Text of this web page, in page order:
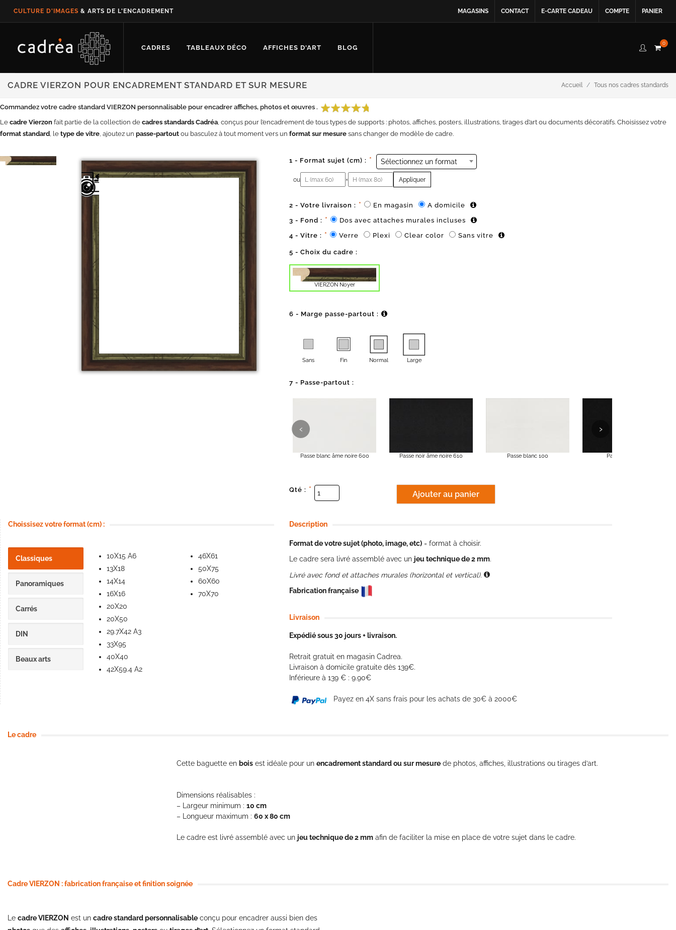
CULTURE D'IMAGES & ARTS DE L'ENCADREMENT MAGASINS CONTACT E-CARTE CADEAU COMPTE PANIER
CADRES TABLEAUX DÉCO AFFICHES D'ART BLOG
0
CADRE VIERZON POUR ENCADREMENT STANDARD ET SUR MESURE Accueil Tous nos cadres standards
Commandez votre cadre standard VIERZON personnalisable pour encadrer affiches, photos et œuvres .
Le cadre Vierzon fait partie de la collection de cadres standards Cadréa , conçus pour l’encadrement de tous types de supports : photos, affiches, posters, illustrations, tirages d’art ou documents décoratifs. Choisissez votre
format standard , le type de vitre , ajoutez un passe-partout ou basculez à tout moment vers un format sur mesure sans changer de modèle de cadre.
Votre
sujet
sera
ici
1 - Format sujet (cm) : * Sélectionnez un format
ou
Largeur (cm) ×
Hauteur (cm) Appliquer
2 - Votre livraison : * En magasin
A domicile
3 - Fond : *
Dos avec attaches murales incluses
4 - Vitre : * Verre Plexi Clear color Sans vitre
5 - Choix du cadre :
VIERZON Noyer
6 - Marge passe-partout :
Sans Fin Normal Large
7 - Passe-partout :
‹
Passe blanc âme noire 600 Passe noir âme noire 610 Passe blanc 100 Passe noir 142
›
Qté : *
Choissisez votre format (cm) :
Classiques
Panoramiques
Carrés
DIN
Beaux arts
10X15 A6
13X18
14X14
16X16
20X20
20X50
29.7X42 A3
33X95
40X40
42X59.4 A2
46X61
50X75
60X60
70X70
Description
Format de votre sujet (photo, image, etc) = format à choisir.
Le cadre sera livré assemblé avec un jeu technique de 2 mm.
Livré avec fond et attaches murales (horizontal et vertical).
Fabrication française
Livraison
Expédié sous 30 jours + livraison.
Retrait gratuit en magasin Cadrea.
Livraison à domicile gratuite dès 139€.
Inférieure à 139 € : 9.90€
Payez en 4X sans frais pour les achats de 30€ à 2000€
Le cadre
Cette baguette en bois est idéale pour un encadrement standard ou sur mesure de photos, affiches, illustrations ou tirages d’art.
Dimensions réalisables :
– Largeur minimum : 10 cm
– Longueur maximum : 60 x 80 cm
Le cadre est livré assemblé avec un jeu technique de 2 mm afin de faciliter la mise en place de votre sujet dans le cadre.
Cadre VIERZON : fabrication française et finition soignée
Le cadre VIERZON est un cadre standard personnalisable conçu pour encadrer aussi bien des